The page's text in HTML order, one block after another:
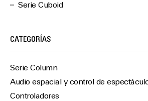
Serie Cuboid
CATEGORÍAS
Serie Column
Audio espacial y control de
Controladores